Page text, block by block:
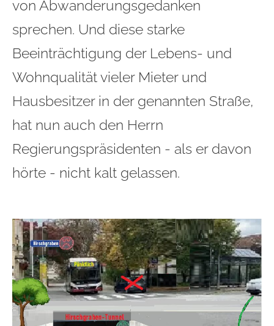
von Abwanderungsgedanken
sprechen. Und diese starke
Beeinträchtigung der Lebens- und
Wohnqualität vieler Mieter und
Hausbesitzer in der genannten Straße,
hat nun auch den Herrn
Regierungspräsidenten - als er davon
hörte - nicht kalt gelassen.